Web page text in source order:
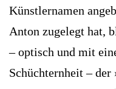
Künstlernamen
Anton zugelegt hat,
– optisch und mit
Schüchternheit –